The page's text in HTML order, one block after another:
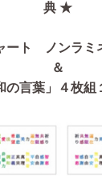
典 ★
ート ノンラミ
＆
の言葉」４枚組